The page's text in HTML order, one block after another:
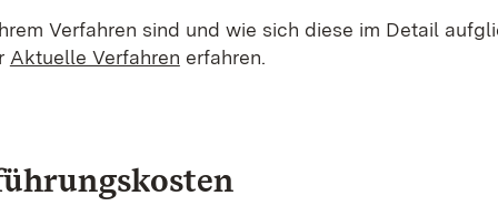
Verfahren sind und wie sich diese im Detail
Aktuelle Verfahren erfahren.